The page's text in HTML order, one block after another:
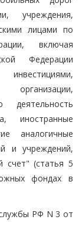
учреждения,
лицами по
включая
Федерации
деятельность
иностранные
аналогичные
и учреждений,
счет" (статья 5
фондах в
РФ N 3 от